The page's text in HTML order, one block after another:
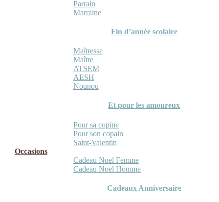
Parrain
Marraine
Fin d’année scolaire
Maîtresse
Maître
ATSEM
AESH
Nounou
Et pour les amoureux
Pour sa copine
Pour son copain
Saint-Valentin
Occasions
Cadeau Noel Femme
Cadeau Noel Homme
Cadeaux Anniversaire